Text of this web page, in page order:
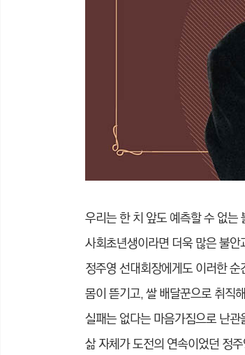
우리는 한 치 앞도 예측할 수 없는
사회초년생이라면 더욱 많은 불
정주영 선대회장에게도 이러한
몸이 뜯기고, 쌀 배달꾼으로 취직
실패는 없다는 마음가짐으로 난
삶 자체가 도전의 연속이었던 정